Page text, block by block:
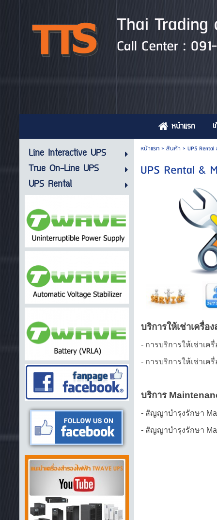
Thai
Call Center :
หน้าแรก
Line Interactive UPS
True On-Line UPS
UPS Rental
หน้าแรก> สินค้า > UPS
UPS Rental &
บริการให้เช่าเครื่อ
- การบริการให้เช่าเค
- การบริการให้เช่าเค
บริการ
- สัญญาบำรุงรักษา
- สัญญาบำรุงรักษา